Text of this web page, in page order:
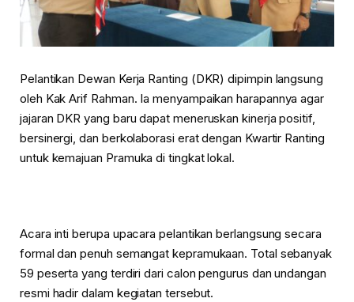
Pelantikan Dewan Kerja Ranting (DKR) dipimpin langsung
oleh Kak Arif Rahman. Ia menyampaikan harapannya agar
jajaran DKR yang baru dapat meneruskan kinerja positif,
bersinergi, dan berkolaborasi erat dengan Kwartir Ranting
untuk kemajuan Pramuka di tingkat lokal.
Acara inti berupa upacara pelantikan berlangsung secara
formal dan penuh semangat kepramukaan. Total sebanyak
59 peserta yang terdiri dari calon pengurus dan undangan
resmi hadir dalam kegiatan tersebut.